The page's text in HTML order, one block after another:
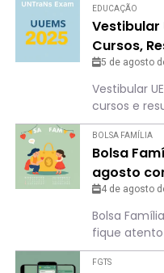
EDUCAÇÃO
Vestibular
Cursos,
5 de agosto
Vestibular
cursos e
BOLSA FAMÍLIA
Bolsa
agosto
para não
4 de agosto
Bolsa
fique
FGTS